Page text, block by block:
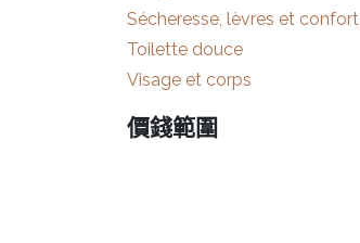
Sécheresse, lèvres et confort
Toilette douce
Visage et corps
價錢範圍